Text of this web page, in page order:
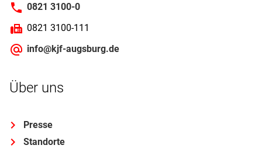
0821 3100-0
0821 3100-111
info@kjf-augsburg.de
Über uns
Presse
Standorte